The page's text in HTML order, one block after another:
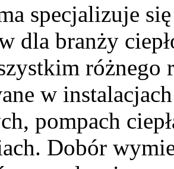
specjalizuje
dla branży
różnego
w
pompach
Dobór